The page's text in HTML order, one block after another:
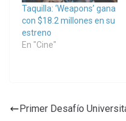
Taquilla: ‘Weapons’ gana
con $18.2 millones en su
estreno
En "Cine"
Primer Desafío